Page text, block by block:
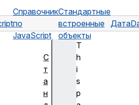
Справочник
по
JavaScript
Стандартные
встроенные
объекты
Дата
T
h
i
s
p
С
т
а
н